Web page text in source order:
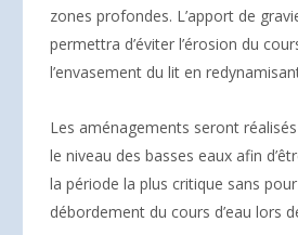
zones profondes. L’apport de
permettra d’éviter l’érosion du
l’envasement du lit en
Les aménagements seront
le niveau des basses eaux afin
la période la plus critique sans
débordement du cours d’eau lors